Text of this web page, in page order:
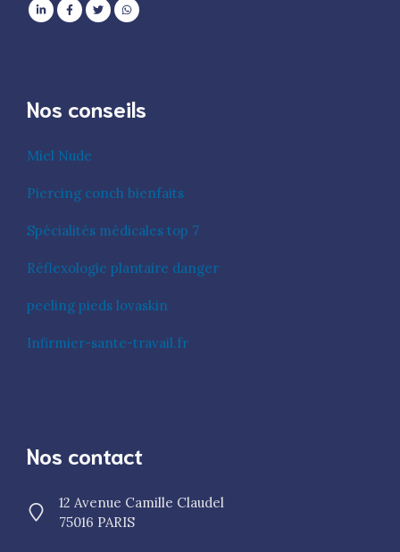
Nos conseils
Miel Nude
Piercing conch bienfaits
Spécialités médicales top 7
Réflexologie plantaire danger
peeling pieds lovaskin
Infirmier-sante-travail.fr
Nos contact
12 Avenue Camille Claudel
75016 PARIS